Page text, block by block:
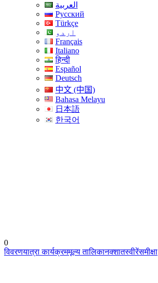
العربية
Русский
Türkçe
اردو
Français
Italiano
हिन्दी
Español
Deutsch
中文 (中国)
Bahasa Melayu
日本語
한국어
0
विवरणयात्रा कार्यक्रममूल्य तालिकानक्शातस्वीरेंसमीक्षा